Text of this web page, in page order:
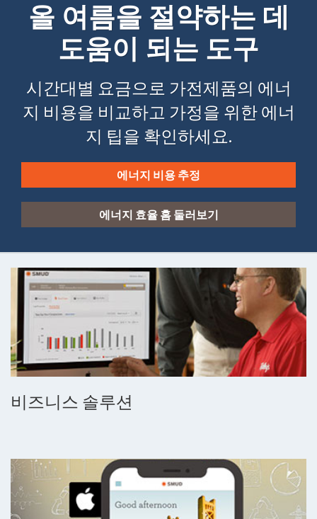
올 여름을 절약하는 데
도움이 되는 도구
시간대별 요금으로 가전제품의 에너
지 비용을 비교하고 가정을 위한 에너
지 팁을 확인하세요.
에너지 비용 추정
에너지 효율 홈 둘러보기
비즈니스 솔루션